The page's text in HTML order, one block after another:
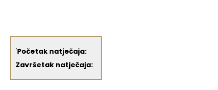
'Početak natječaja:
Završetak natječaja: